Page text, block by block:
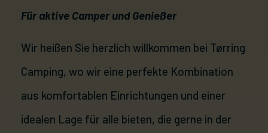
Kontaktieren Sie uns
Für aktive Camper und Genießer
Wir heißen Sie herzlich willkommen bei Tørring
Camping, wo wir eine perfekte Kombination
aus komfortablen Einrichtungen und einer
idealen Lage für alle bieten, die gerne in der